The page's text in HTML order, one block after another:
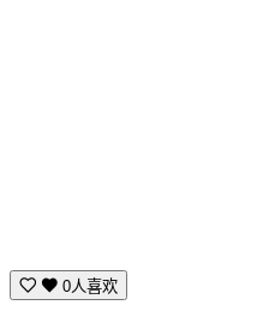
0人喜欢